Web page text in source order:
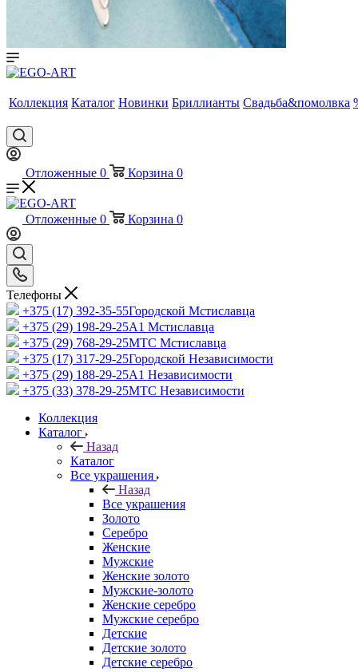
Коллекция Каталог Новинки Бриллианты Свадьба&помолвка
Отложенные 0 Корзина 0
Отложенные 0 Корзина 0
Телефоны
+375 (17) 392-35-55Городской Мстиславца
+375 (29) 198-29-25A1 Мстиславца
+375 (29) 768-29-25МТС Мстиславца
+375 (17) 317-29-25Городской Независимости
+375 (29) 188-29-25A1 Независимости
+375 (33) 378-29-25МТС Независимости
Коллекция
Каталог
Назад
Каталог
Все украшения
Назад
Все украшения
Золото
Серебро
Женские
Мужские
Женские золото
Мужские-золото
Женские серебро
Мужские серебро
Детские
Детские золото
Детские серебро